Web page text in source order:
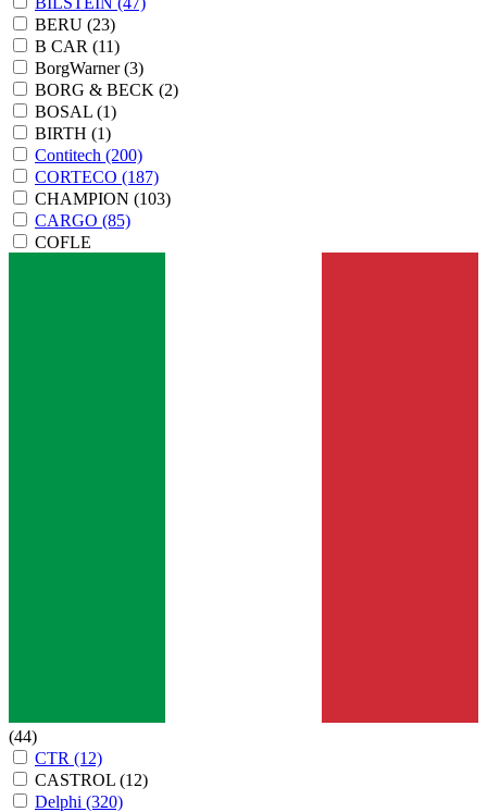
BERU (23)
B CAR (11)
BorgWarner(3)
BORG & BECK (2)
BOSAL (1)
BIRTH (1)
Contitech (200)
CORTECO (187)
CHAMPION (103)
CARGO (85)
COFLE
(44)
CTR (12)
CASTROL (12)
Delphi (320)